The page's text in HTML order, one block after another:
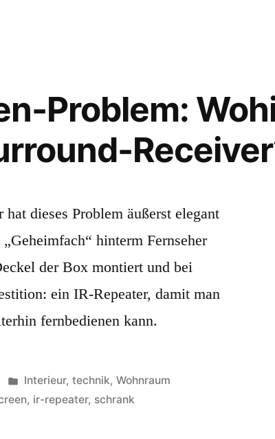
Problem:
dieses Problem äußerst elegant
hinterm Fernseher
der Box montiert und bei
ein IR-Repeater, damit man
fernbedienen kann.
Veröffentlicht
unter
Interieur, technik, Wohnraum
, ir-repeater, schrank